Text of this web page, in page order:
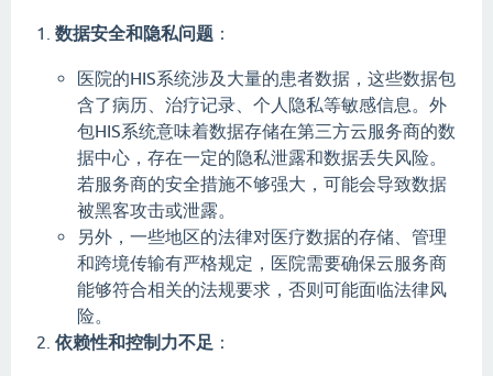
数据安全和隐私问题 ：
医院的HIS系统涉及大量的患者数据，这些数据包
含了病历、治疗记录、个人隐私等敏感信息。外
包HIS系统意味着数据存储在第三方云服务商的数
据中心，存在一定的隐私泄露和数据丢失风险。
若服务商的安全措施不够强大，可能会导致数据
被黑客攻击或泄露。
另外，一些地区的法律对医疗数据的存储、管理
和跨境传输有严格规定，医院需要确保云服务商
能够符合相关的法规要求，否则可能面临法律风
险。
依赖性和控制力不足 ：